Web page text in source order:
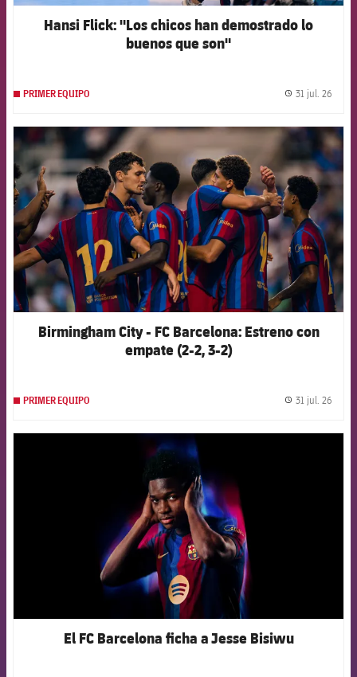
Hansi Flick: "Los chicos han demostrado lo
buenos que son"
PRIMER EQUIPO 31 jul. 26
FCB Barcelona badge
Birmingham City - FC Barcelona: Estreno con
empate (2-2, 3-2)
PRIMER EQUIPO 31 jul. 26
FCB Barcelona badge
El FC Barcelona ficha a Jesse Bisiwu